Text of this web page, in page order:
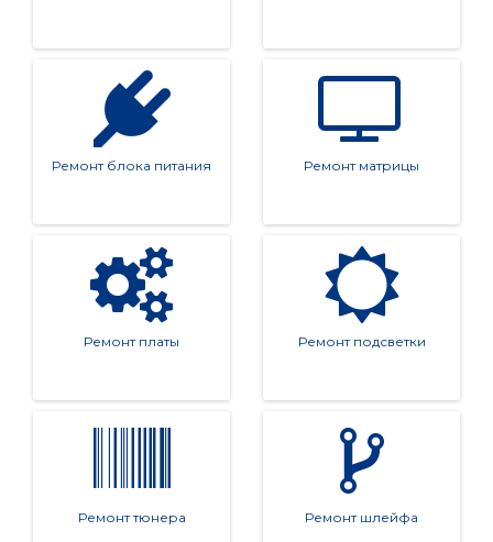
Ремонт блока питания Ремонт матрицы
Ремонт платы Ремонт подсветки
Ремонт тюнера Ремонт шлейфа